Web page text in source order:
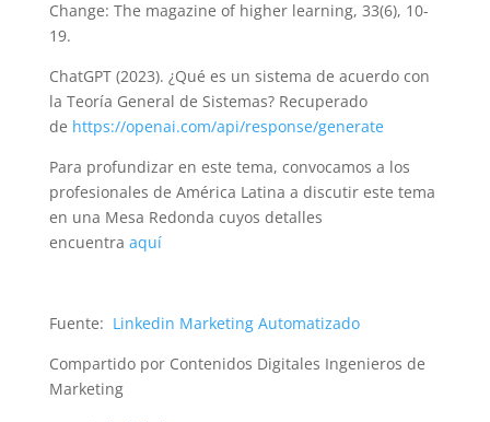
Change: The magazine of higher learning, 33(6), 10-
19.
ChatGPT (2023). ¿Qué es un sistema de acuerdo con
la Teoría General de Sistemas? Recuperado
de https://openai.com/api/response/generate
Para profundizar en este tema, convocamos a los
profesionales de América Latina a discutir este tema
en una Mesa Redonda cuyos detalles
encuentra aquí
Fuente: Linkedin Marketing Automatizado
Compartido por Contenidos Digitales Ingenieros de
Marketing